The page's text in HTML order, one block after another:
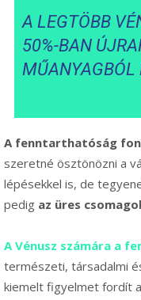
A LEGTÖBB
50%-BAN
MŰANYAGBÓL
A fenntarthatóság
szeretné ösztönözni a
lépésekkel is, de
pedig az üres
A Vénusz számára a
természeti, társadalmi
kiemelt figyelmet fordít